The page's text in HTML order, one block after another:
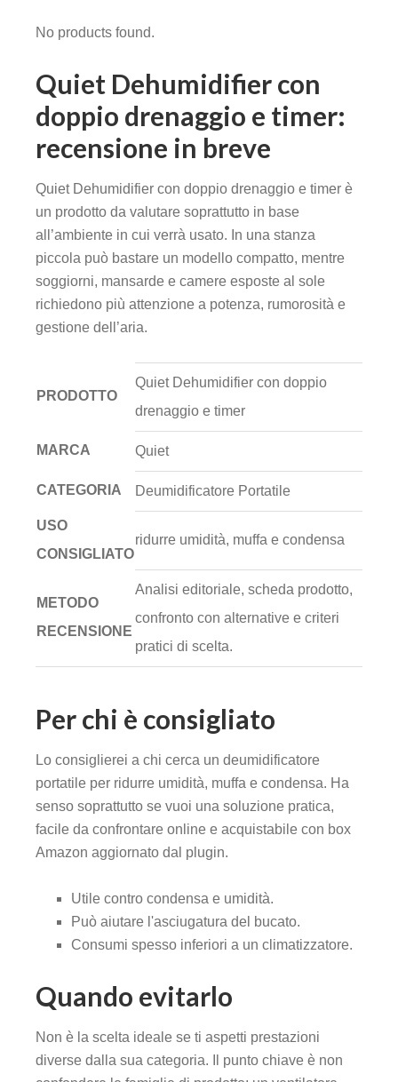
No products found.
Quiet Dehumidifier con
doppio drenaggio e timer:
recensione in breve
Quiet Dehumidifier con doppio drenaggio e timer è
un prodotto da valutare soprattutto in base
all’ambiente in cui verrà usato. In una stanza
piccola può bastare un modello compatto, mentre
soggiorni, mansarde e camere esposte al sole
richiedono più attenzione a potenza, rumorosità e
gestione dell’aria.
PRODOTTO
Quiet Dehumidifier con doppio
drenaggio e timer
MARCA Quiet
CATEGORIA Deumidificatore Portatile
USO
CONSIGLIATO
ridurre umidità, muffa e condensa
METODO
RECENSIONE
Analisi editoriale, scheda prodotto,
confronto con alternative e criteri
pratici di scelta.
Per chi è consigliato
Lo consiglierei a chi cerca un deumidificatore
portatile per ridurre umidità, muffa e condensa. Ha
senso soprattutto se vuoi una soluzione pratica,
facile da confrontare online e acquistabile con box
Amazon aggiornato dal plugin.
Utile contro condensa e umidità.
Può aiutare l'asciugatura del bucato.
Consumi spesso inferiori a un climatizzatore.
Quando evitarlo
Non è la scelta ideale se ti aspetti prestazioni
diverse dalla sua categoria. Il punto chiave è non